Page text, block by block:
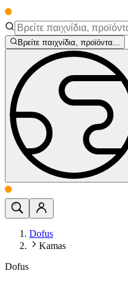
Βρείτε παιχνίδια, προϊόντα...
Dofus
Kamas
Dofus